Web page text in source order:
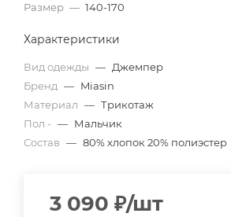
Размер — 140-170
Характеристики
Вид одежды — Джемпер
Бренд — Miasin
Материал — Трикотаж
Пол - — Мальчик
Состав — 80% хлопок 20% полиэстер
3 090 ₽/шт